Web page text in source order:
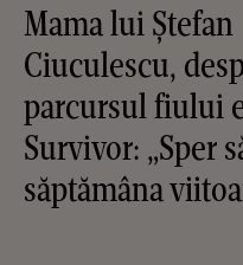
Mama lui Ștefan
Ciuculescu,
parcursul fiului
Survivor: „Sper
săptămâna